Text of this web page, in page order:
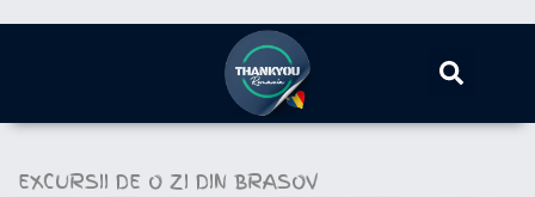
EXCURSII DE O ZI DIN BRASOV